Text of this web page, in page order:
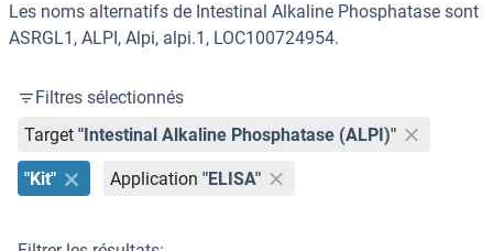
Les noms alternatifs de Intestinal Alkaline Phosphatase sont
ASRGL1, ALPI, Alpi, alpi.1, LOC100724954.
Filtres sélectionnés
Target "Intestinal Alkaline Phosphatase (ALPI)"
"Kit" Application "ELISA"